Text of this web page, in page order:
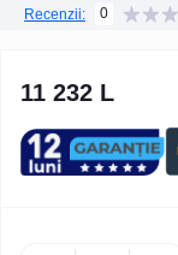
Recenzii: 0
11 232 L